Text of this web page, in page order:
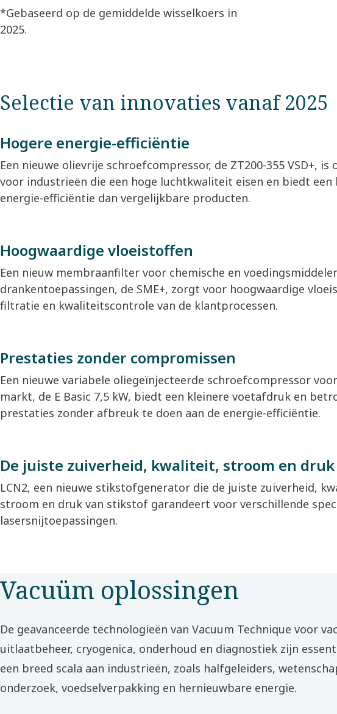
*Gebaseerd op de gemiddelde wisselkoers in
2025.​
Selectie van innovaties vanaf 2025
Hogere energie-efficiëntie
Een nieuwe olievrije schroefcompressor, de ZT200-355 VSD+, is
voor industrieën die een hoge luchtkwaliteit eisen en biedt een
energie-efficiëntie dan vergelijkbare producten.
Hoogwaardige vloeistoffen
Een nieuw membraanfilter voor chemische en
drankentoepassingen, de SME+, zorgt voor hoogwaardige
filtratie en kwaliteitscontrole van de klantprocessen.
Prestaties zonder compromissen
Een nieuwe variabele oliegeïnjecteerde schroefcompressor
markt, de E Basic 7,5 kW, biedt een kleinere voetafdruk en
prestaties zonder afbreuk te doen aan de energie-efficiëntie.
De juiste zuiverheid, kwaliteit, stroom en druk
LCN2, een nieuwe stikstofgenerator die de juiste zuiverheid,
stroom en druk van stikstof garandeert voor verschillende
lasersnijtoepassingen.
Vacuüm oplossingen
De geavanceerde technologieën van Vacuum Technique voor
uitlaatbeheer, cryogenica, onderhoud en diagnostiek zijn
een breed scala aan industrieën, zoals halfgeleiders,
onderzoek, voedselverpakking en hernieuwbare energie.